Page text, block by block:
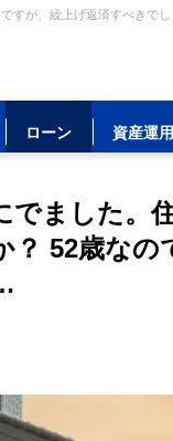
すが、繰上げ返済すべき
ローン 資産運用
ました。
52歳なの